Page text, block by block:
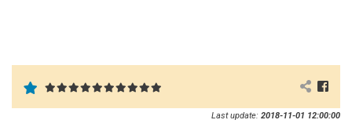
Last update: 2018-11-01 12:00:00